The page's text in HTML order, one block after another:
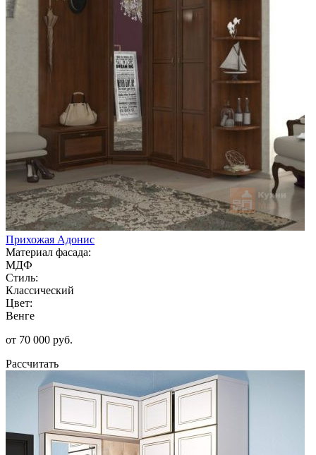
Прихожая Адонис
Материал фасада:
МДФ
Стиль:
Классический
Цвет:
Венге
от 70 000 руб.
Рассчитать